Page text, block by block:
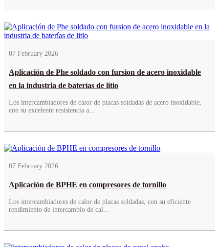
07 February 2026
Aplicación de Phe soldado con fursion de acero inoxidable
en la industria de baterías de litio
Los intercambiadores de calor de placas soldadas de acero inoxidable,
con su excelente resistencia a...
07 February 2026
Aplicación de BPHE en compresores de tornillo
Los intercambiadores de calor de placas soldadas, con su eficiente
rendimiento de intercambio de cal...